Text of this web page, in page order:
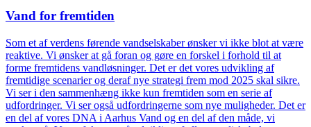
Vand for fremtiden
Som et af verdens førende vandselskaber ønsker vi ikke blot at være
reaktive. Vi ønsker at gå foran og gøre en forskel i forhold til at
forme fremtidens vandløsninger. Det er det vores udvikling af
fremtidige scenarier og deraf nye strategi frem mod 2025 skal sikre.
Vi ser i den sammenhæng ikke kun fremtiden som en serie af
udfordringer. Vi ser også udfordringerne som nye muligheder. Det er
en del af vores DNA i Aarhus Vand og en del af den måde, vi